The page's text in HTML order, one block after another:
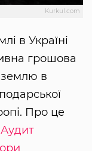
Kurkul.com
в Україні
грошова
землю в
Про це